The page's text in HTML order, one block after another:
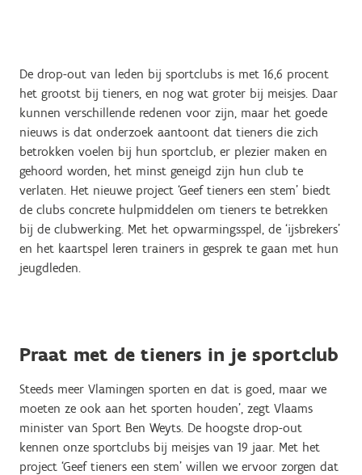
De drop-out van leden bij sportclubs is met 16,6 procent
het grootst bij tieners, en nog wat groter bij meisjes. Daar
kunnen verschillende redenen voor zijn, maar het goede
nieuws is dat onderzoek aantoont dat tieners die zich
betrokken voelen bij hun sportclub, er plezier maken en
gehoord worden, het minst geneigd zijn hun club te
verlaten. Het nieuwe project ‘Geef tieners een stem’ biedt
de clubs concrete hulpmiddelen om tieners te betrekken
bij de clubwerking. Met het opwarmingsspel, de ‘ijsbrekers’
en het kaartspel leren trainers in gesprek te gaan met hun
jeugdleden.
Praat met de tieners in je sportclub
Steeds meer Vlamingen sporten en dat is goed, maar we
moeten ze ook aan het sporten houden’, zegt Vlaams
minister van Sport Ben Weyts. De hoogste drop-out
kennen onze sportclubs bij meisjes van 19 jaar. Met het
project ‘Geef tieners een stem’ willen we ervoor zorgen dat